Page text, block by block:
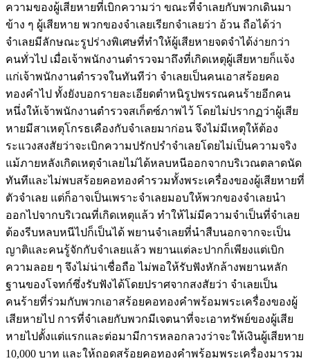
ความของผู้เสียหายที่เบิกความว่า ขณะที่จำเลยกับพวกเดินมา
ข้าง ๆ ผู้เสียหาย พวกของจำเลยเรียกจำเลยว่า อ้วน ถือได้ว่า
จำเลยมีลักษณะรูปร่างพิเศษที่ทำให้ผู้เสียหายจดจำได้ง่ายกว่า
คนทั่วไป เมื่อเจ้าพนักงานตำรวจมาถึงที่เกิดเหตุผู้เสียหายก็แจ้ง
แก่เจ้าพนักงานตำรวจในทันทีว่า จำเลยเป็นคนเอาสร้อยคอ
ทองคำไป ทั้งยังบอกรายละเอียดตำหนิรูปพรรณคนร้ายอีกคน
หนึ่งให้เจ้าพนักงานตำรวจสเก็ตซ์ภาพไว้ โดยไม่ปรากฏว่าผู้เสีย
หายมีสาเหตุโกรธเคืองกับจำเลยมาก่อน จึงไม่มีเหตุให้ต้อง
ระแวงสงสัยว่าจะเบิกความปรักปรำจำเลยโดยไม่เป็นความจริง
แม้ภายหลังเกิดเหตุจำเลยไม่ได้หลบหนีออกจากบริเวณตลาดนัด
ทันทีและไม่พบสร้อยคอทองคำรวมทั้งพระเครื่องของผู้เสียหายที่
ตัวจำเลย แต่ก็อาจเป็นเพราะจำเลยมอบให้พวกของจำเลยนำ
ออกไปจากบริเวณที่เกิดเหตุแล้ว ทำให้ไม่มีความจำเป็นที่จำเลย
ต้องรีบหลบหนีไปก็เป็นได้ พยานจำเลยที่นำสืบนอกจากจะเป็น
ญาติและคนรู้จักกับจำเลยแล้ว พยานแต่ละปากก็เพียงแต่เบิก
ความลอย ๆ จึงไม่น่าเชื่อถือ ไม่พอให้รับฟังหักล้างพยานหลัก
ฐานของโจทก์ซึ่งรับฟังได้โดยปราศจากสงสัยว่า จำเลยเป็น
คนร้ายที่ร่วมกับพวกเอาสร้อยคอทองคำพร้อมพระเครื่องของผู้
เสียหายไป การที่จำเลยกับพวกมีเจตนาที่จะเอาทรัพย์ของผู้เสีย
หายไปตั้งแต่แรกและต่อมามีการหลอกลวงว่าจะให้เงินผู้เสียหาย
10,000 บาท และให้ถอดสร้อยคอทองคำพร้อมพระเครื่องมารวม